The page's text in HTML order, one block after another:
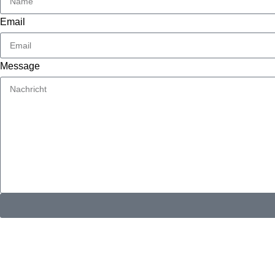
Email
Message